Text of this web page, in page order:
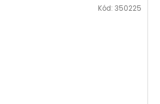
Kód: 350225